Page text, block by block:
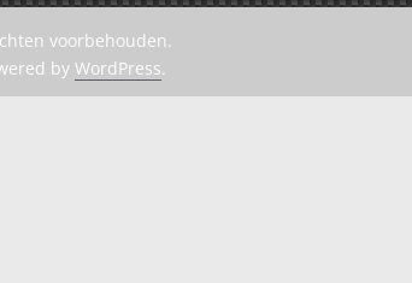
voorbehouden.
by WordPress.